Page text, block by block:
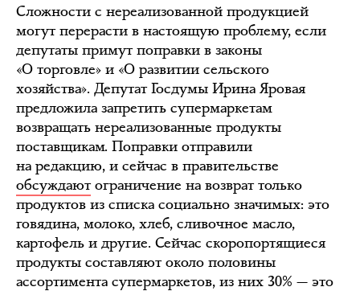
Сложности с нереализованной продукцией
могут перерасти в настоящую проблему, если
депутаты примут поправки в законы
«О торговле» и «О развитии сельского
хозяйства». Депутат Госдумы Ирина Яровая
предложила запретить супермаркетам
возвращать нереализованные продукты
поставщикам. Поправки отправили
на редакцию, и сейчас в правительстве
обсуждаютограничение на возврат только
продуктов из списка социально значимых: это
говядина, молоко, хлеб, сливочное масло,
картофель и другие. Сейчас скоропортящиеся
продукты составляют около половины
ассортимента супермаркетов, из них 30% — это